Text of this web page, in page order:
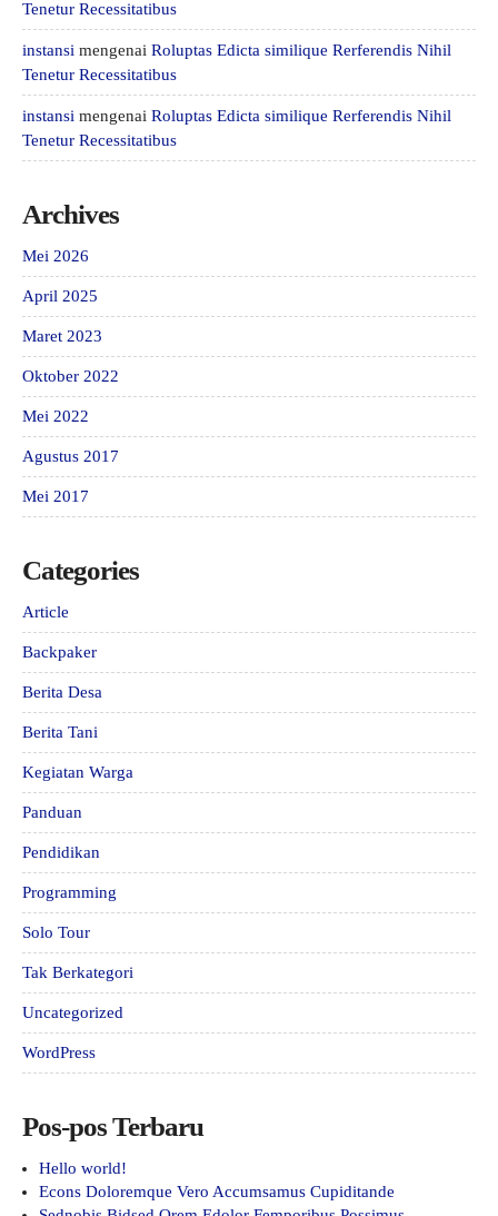
Tenetur Recessitatibus
instansi mengenai Roluptas Edicta similique Rerferendis Nihil
Tenetur Recessitatibus
instansi mengenai Roluptas Edicta similique Rerferendis Nihil
Tenetur Recessitatibus
Archives
Mei 2026
April 2025
Maret 2023
Oktober 2022
Mei 2022
Agustus 2017
Mei 2017
Categories
Article
Backpaker
Berita Desa
Berita Tani
Kegiatan Warga
Panduan
Pendidikan
Programming
Solo Tour
Tak Berkategori
Uncategorized
WordPress
Pos-pos Terbaru
Hello world!
Econs Doloremque Vero Accumsamus Cupiditande